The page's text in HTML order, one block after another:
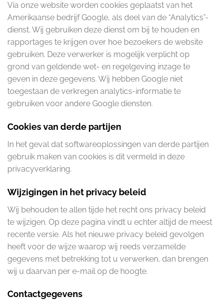
Via onze website worden cookies geplaatst van het
Amerikaanse bedrijf Google, als deel van de “Analytics”-
dienst. Wij gebruiken deze dienst om bij te houden en
rapportages te krijgen over hoe bezoekers de website
gebruiken. Deze verwerker is mogelijk verplicht op
grond van geldende wet- en regelgeving inzage te
geven in deze gegevens. Wij hebben Google niet
toegestaan de verkregen analytics-informatie te
gebruiken voor andere Google diensten.
Cookies van derde partijen
In het geval dat softwareoplossingen van derde partijen
gebruik maken van cookies is dit vermeld in deze
privacyverklaring.
Wijzigingen in het privacy beleid
Wij behouden te allen tijde het recht ons privacy beleid
te wijzigen. Op deze pagina vindt u echter altijd de meest
recente versie. Als het nieuwe privacy beleid gevolgen
heeft voor de wijze waarop wij reeds verzamelde
gegevens met betrekking tot u verwerken, dan brengen
wij u daarvan per e-mail op de hoogte.
Contactgegevens